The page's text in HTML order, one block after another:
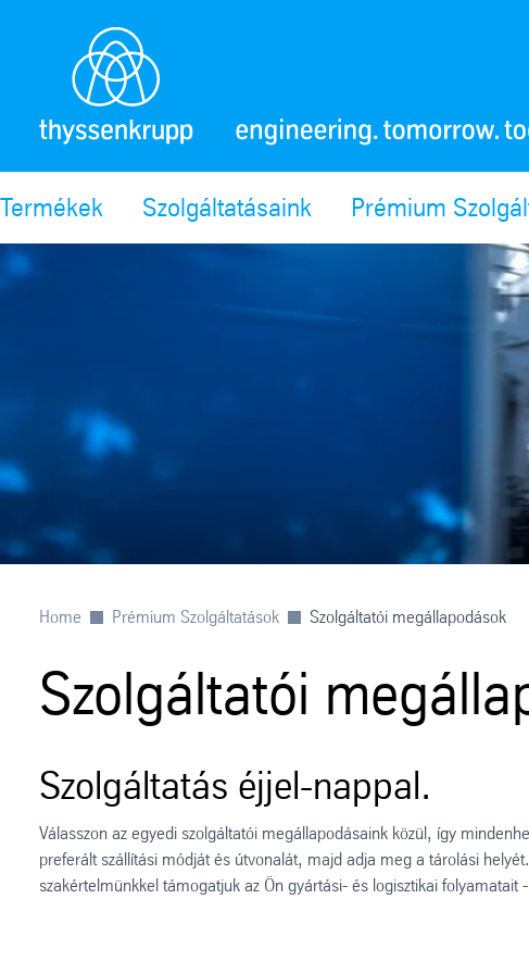
Termékek Szolgáltatásaink Prémium
Home Prémium Szolgáltatások Szolgáltatói megállapodások
Szolgáltatói
Szolgáltatás éjjel-nappal.
Válasszon az egyedi szolgáltatói megállapodásaink közül, így
preferált szállítási módját és útvonalát, majd adja meg a tárolási
szakértelmünkkel támogatjuk az Ön gyártási- és logisztikai